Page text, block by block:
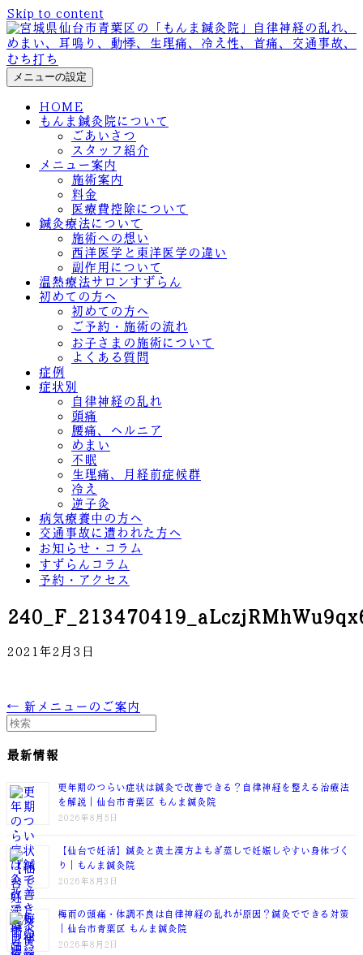
Skip to content
メニューの設定
HOME
もんま鍼灸院について
ごあいさつ
スタッフ紹介
メニュー案内
施術案内
料金
医療費控除について
鍼灸療法について
施術への想い
西洋医学と東洋医学の違い
副作用について
温熱療法サロンすずらん
初めての方へ
初めての方へ
ご予約・施術の流れ
お子さまの施術について
よくある質問
症例
症状別
自律神経の乱れ
頭痛
腰痛、ヘルニア
めまい
不眠
生理痛、月経前症候群
冷え
逆子灸
病気療養中の方へ
交通事故に遭われた方へ
お知らせ・コラム
すずらんコラム
予約・アクセス
2021年2月3日
← 新メニューのご案内
最新情報
更年期のつらい症状は鍼灸で改善できる？自律神経を整える治療法
を解説｜仙台市青葉区 もんま鍼灸院
2026年8月5日
【仙台で妊活】鍼灸と黄土漢方よもぎ蒸しで妊娠しやすい身体づく
り｜もんま鍼灸院
2026年8月3日
梅雨の頭痛・体調不良は自律神経の乱れが原因？鍼灸でできる対策
｜仙台市青葉区 もんま鍼灸院
2026年8月2日